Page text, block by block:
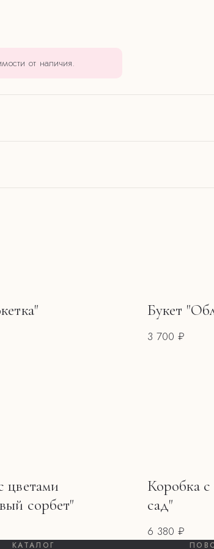
от наличия.
в пределах 12 км от
от 4000 ₽ — бесплатно
Букет
3 700 ₽
цветами
сорбет"
Коробка
сад"
6 380 ₽
КАТАЛОГ